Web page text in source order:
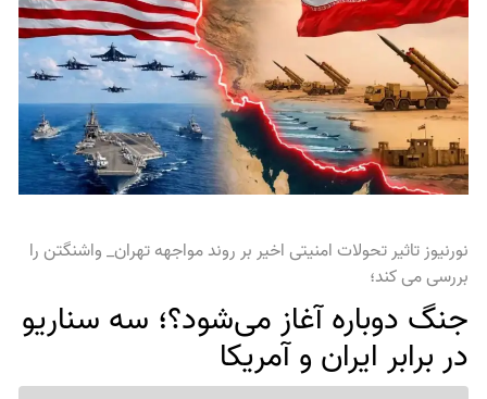
نورنیوز تاثیر تحولات امنیتی اخیر بر روند مواجهه تهران_ واشنگتن را
بررسی می کند؛
جنگ دوباره آغاز می‌شود؟؛ سه سناریو
در برابر ایران و آمریکا